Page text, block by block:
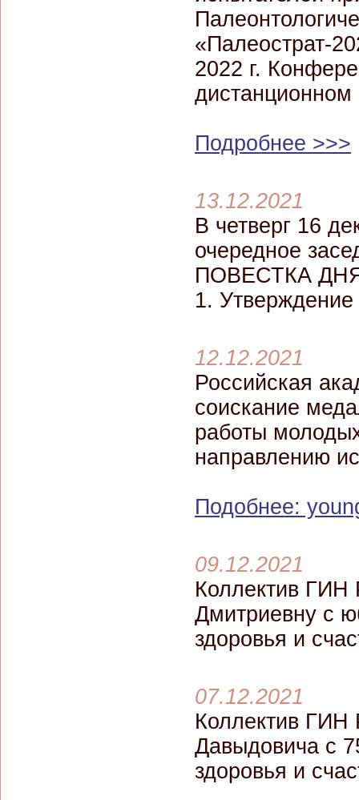
«Палеострат-
2022 г.
Подробнее >>>
13.12.2021
В четверг 16
очередное
ПОВЕСТКА
1.
12.12.2021
Российская
соискание
работы
направлению
Подобнее:
09.12.2021
Коллектив ГИН
Дмитриевну с
здоровья и
07.12.2021
Коллектив ГИН
Давыдовича с
здоровья и